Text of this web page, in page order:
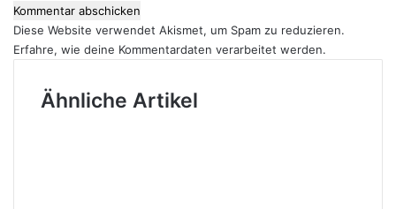
Diese Website verwendet Akismet, um Spam zu reduzieren.
Erfahre, wie deine Kommentardaten verarbeitet werden.
Ähnliche Artikel